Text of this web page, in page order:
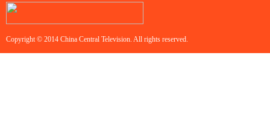
Copyright © 2014 China Central Television. All rights reserved.